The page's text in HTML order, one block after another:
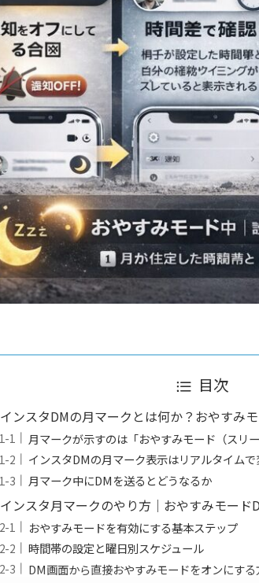
目次
インスタDMの月マークとは何か？おやすみ
月マークが示すのは「おやすみモード（スリー
インスタDMの月マーク表示はリアルタイムで
月マーク中にDMを送るとどうなるか
インスタ月マークのやり方｜おやすみモード
おやすみモードを有効にする基本ステップ
時間帯の設定と曜日別スケジュール
DM画面から直接おやすみモードをオンにする